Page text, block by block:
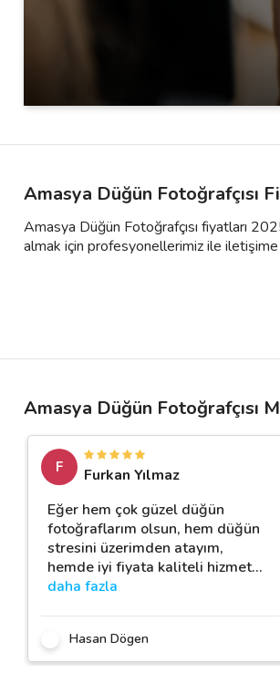
Amasya Düğün Fotoğrafçısı
Amasya Düğün Fotoğrafçısı fiyatları
almak için profesyonellerimiz ile iletişime
Amasya Düğün Fotoğrafçısı
F
Furkan Yılmaz
Eğer hem çok güzel düğün
fotoğraflarım olsun, hem düğün
stresini üzerimden atayım,
hemde iyi fiyata kaliteli hizmet…
daha fazla
Hasan Dögen